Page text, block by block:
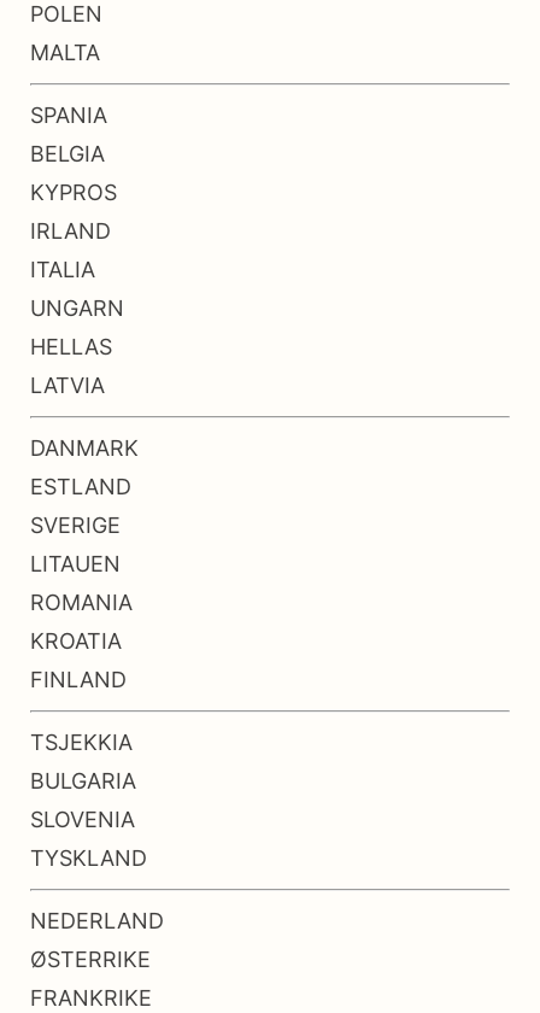
POLEN
MALTA
SPANIA
BELGIA
KYPROS
IRLAND
ITALIA
UNGARN
HELLAS
LATVIA
DANMARK
ESTLAND
SVERIGE
LITAUEN
ROMANIA
KROATIA
FINLAND
TSJEKKIA
BULGARIA
SLOVENIA
TYSKLAND
NEDERLAND
ØSTERRIKE
FRANKRIKE